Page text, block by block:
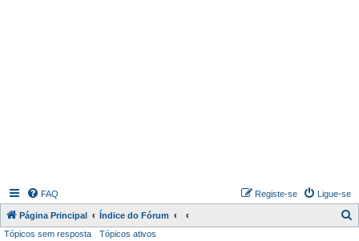
FAQ Ligue-se
Registe-se
Página Principal Índice do Fórum
Tópicos sem resposta Tópicos ativos